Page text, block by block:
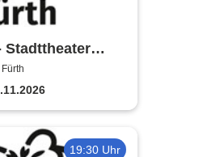
Stadttheater
19:30 Uhr